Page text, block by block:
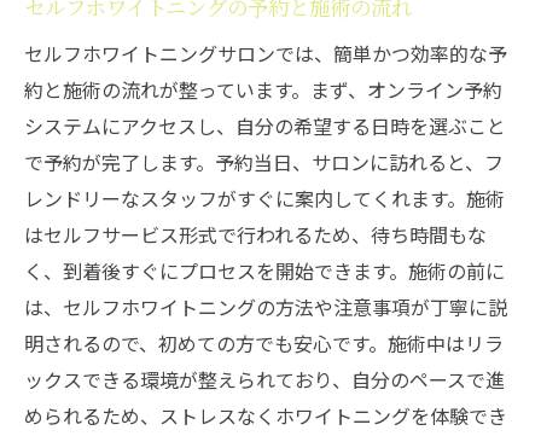
セルフホワイトニングの予約と施術の流れ
セルフホワイトニングサロンでは、簡単かつ効率的な予
約と施術の流れが整っています。まず、オンライン予約
システムにアクセスし、自分の希望する日時を選ぶこと
で予約が完了します。予約当日、サロンに訪れると、フ
レンドリーなスタッフがすぐに案内してくれます。施術
はセルフサービス形式で行われるため、待ち時間もな
く、到着後すぐにプロセスを開始できます。施術の前に
は、セルフホワイトニングの方法や注意事項が丁寧に説
明されるので、初めての方でも安心です。施術中はリラ
ックスできる環境が整えられており、自分のペースで進
められるため、ストレスなくホワイトニングを体験でき